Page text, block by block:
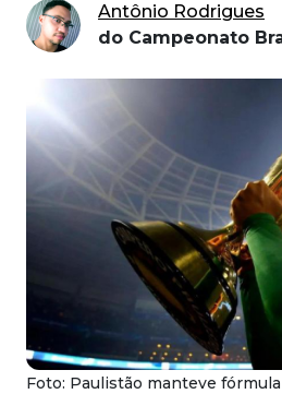
Antônio Rodrigues
do Campeonato
Foto: Paulistão manteve